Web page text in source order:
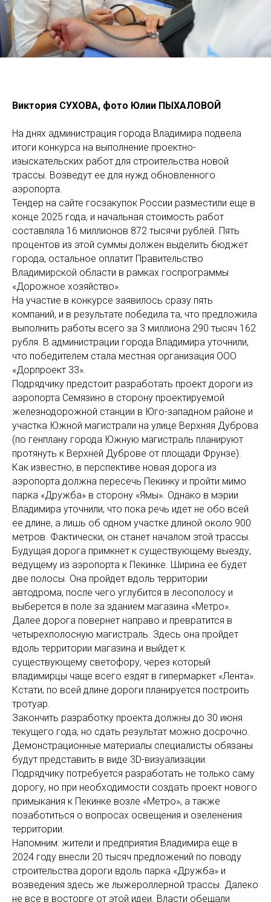
Виктория СУХОВА, фото Юлии ПЫХАЛОВОЙ
На днях администрация города Владимира подвела
итоги конкурса на выполнение проектно-
изыскательских работ для строительства новой
трассы. Возведут ее для нужд обновленного
аэропорта.
Тендер на сайте госзакупок России разместили еще в
конце 2025 года, и начальная стоимость работ
составляла 16 миллионов 872 тысячи рублей. Пять
процентов из этой суммы должен выделить бюджет
города, остальное оплатит Правительство
Владимирской области в рамках госпрограммы
«Дорожное хозяйство».
На участие в конкурсе заявилось сразу пять
компаний, и в результате победила та, что предложила
выполнить работы всего за 3 миллиона 290 тысяч 162
рубля. В администрации города Владимира уточнили,
что победителем стала местная организация ООО
«Дорпроект 33».
Подрядчику предстоит разработать проект дороги из
аэропорта Семязино в сторону проектируемой
железнодорожной станции в Юго-западном районе и
участка Южной магистрали на улице Верхняя Дуброва
(по генплану города Южную магистраль планируют
протянуть к Верхней Дуброве от площади Фрунзе).
Как известно, в перспективе новая дорога из
аэропорта должна пересечь Пекинку и пройти мимо
парка «Дружба» в сторону «Ямы». Однако в мэрии
Владимира уточнили, что пока речь идет не обо всей
ее длине, а лишь об одном участке длиной около 900
метров. Фактически, он станет началом этой трассы.
Будущая дорога примкнет к существующему выезду,
ведущему из аэропорта к Пекинке. Ширина ее будет
две полосы. Она пройдет вдоль территории
автодрома, после чего углубится в лесополосу и
выберется в поле за зданием магазина «Метро».
Далее дорога повернет направо и превратится в
четырехполосную магистраль. Здесь она пройдет
вдоль территории магазина и выйдет к
существующему светофору, через который
владимирцы чаще всего ездят в гипермаркет «Лента».
Кстати, по всей длине дороги планируется построить
тротуар.
Закончить разработку проекта должны до 30 июня
текущего года, но сдать результат можно досрочно.
Демонстрационные материалы специалисты обязаны
будут представить в виде 3D-визуализации.
Подрядчику потребуется разработать не только саму
дорогу, но при необходимости создать проект нового
примыкания к Пекинке возле «Метро», а также
позаботиться о вопросах освещения и озеленения
территории.
Напомним: жители и предприятия Владимира еще в
2024 году внесли 20 тысяч предложений по поводу
строительства дороги вдоль парка «Дружба» и
возведения здесь же лыжероллерной трассы. Далеко
не все в восторге от этой идеи. Власти обещали